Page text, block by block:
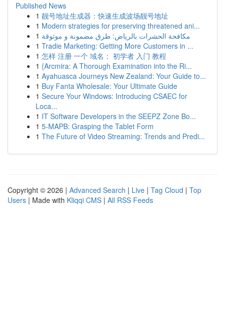
Published News
1 靓号地址生成器：快速生成波场靓号地址
1 Modern strategies for preserving threatened ani...
1 مكافحة الحشرات بالرياض: طرق مضمونة و موثوقة
1 Tradie Marketing: Getting More Customers in ...
1 怎样 注册 一个 域名： 初学者 入门 教程
1 {Arcmira: A Thorough Examination into the Ri...
1 Ayahuasca Journeys New Zealand: Your Guide to...
1 Buy Fanta Wholesale: Your Ultimate Guide
1 Secure Your Windows: Introducing CSAEC for
Loca...
1 IT Software Developers in the SEEPZ Zone Bo...
1 5-MAPB: Grasping the Tablet Form
1 The Future of Video Streaming: Trends and Predi...
Copyright © 2026 | Advanced Search | Live | Tag Cloud | Top
Users | Made with Kliqqi CMS | All RSS Feeds